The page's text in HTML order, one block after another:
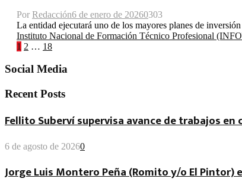
Por Redacción6 de enero de 20260303
La entidad ejecutará uno de los mayores planes de
Instituto Nacional de Formación Técnico Profesional
Paginación
de
1 2 … 18
Social Media
Recent Posts
Fellito Suberví supervisa avance de trabajos en
6 de agosto de 20260
Jorge Luis Montero Peña (Romito y/o El